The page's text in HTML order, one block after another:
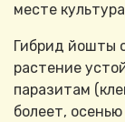
месте
Гибрид йошты
растение
паразитам
болеет,